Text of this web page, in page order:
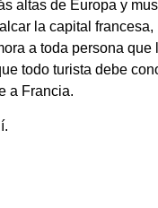
altas de Europa y
la capital
a toda persona
todo turista debe
a Francia.